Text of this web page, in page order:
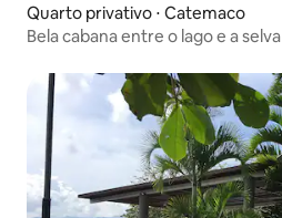
Quarto privativo ⋅ Catemaco
Bela cabana entre o lago e a selva